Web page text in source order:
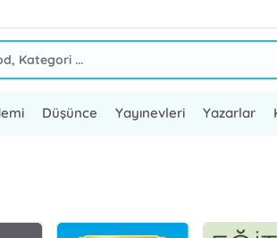
Düşünce Yayınevleri Yazarlar